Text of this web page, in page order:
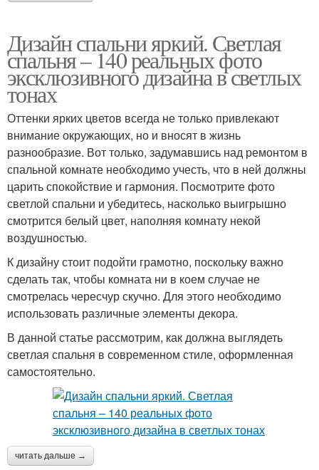
Дизайн спальни яркий. Светлая
спальня – 140 реальных фото
эксклюзивного дизайна в светлых
тонах
Оттенки ярких цветов всегда не только привлекают
внимание окружающих, но и вносят в жизнь
разнообразие. Вот только, задумавшись над ремонтом в
спальной комнате необходимо учесть, что в ней должны
царить спокойствие и гармония. Посмотрите фото
светлой спальни и убедитесь, насколько выигрышно
смотрится белый цвет, наполняя комнату некой
воздушностью.
К дизайну стоит подойти грамотно, поскольку важно
сделать так, чтобы комната ни в коем случае не
смотрелась чересчур скучно. Для этого необходимо
использовать различные элементы декора.
В данной статье рассмотрим, как должна выглядеть
светлая спальня в современном стиле, оформленная
самостоятельно.
читать дальше →